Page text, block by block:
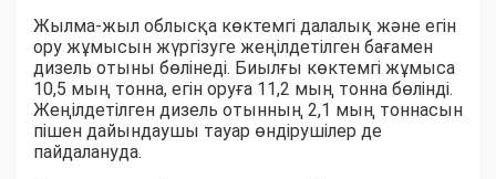
Жылма-жыл облысқа көктемгі далалық және егін
ору жұмысын жүргізуге жеңілдетілген бағамен
дизель отыны бөлінеді. Биылғы көктемгі жұмыса
10,5 мың тонна, егін оруға 11,2 мың тонна бөлінді.
Жеңілдетілген дизель отынның 2,1 мың тоннасын
пішен дайындаушы тауар өндірушілер де
пайдалануда.